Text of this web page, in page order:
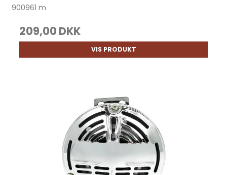
900961 m
209,00 DKK
VIS PRODUKT